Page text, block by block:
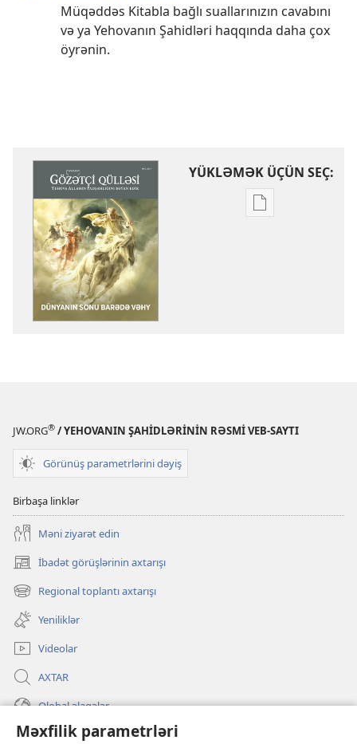
Məxfilik parametrləri
Müqəddəs Kitabla bağlı suallarınızın cavabını
və ya Yehovanın Şahidləri haqqında daha çox
öyrənin.
YÜKLƏMƏK ÜÇÜN SEÇ:
Nəşrləri
JW.ORG® / YEHOVANIN ŞAHİDLƏRİNİN RƏSMİ VEB-SAYTI
Görünüş parametrlərini dəyiş
Birbaşa linklər
Məni ziyarət edin
İbadət görüşlərinin axtarışı
(yeni
pəncərə
açılır)
Regional toplantı axtarışı
(yeni
pəncərə
açılır)
Yeniliklər
Videolar
AXTAR
Qlobal əlaqələr
KÖMƏK